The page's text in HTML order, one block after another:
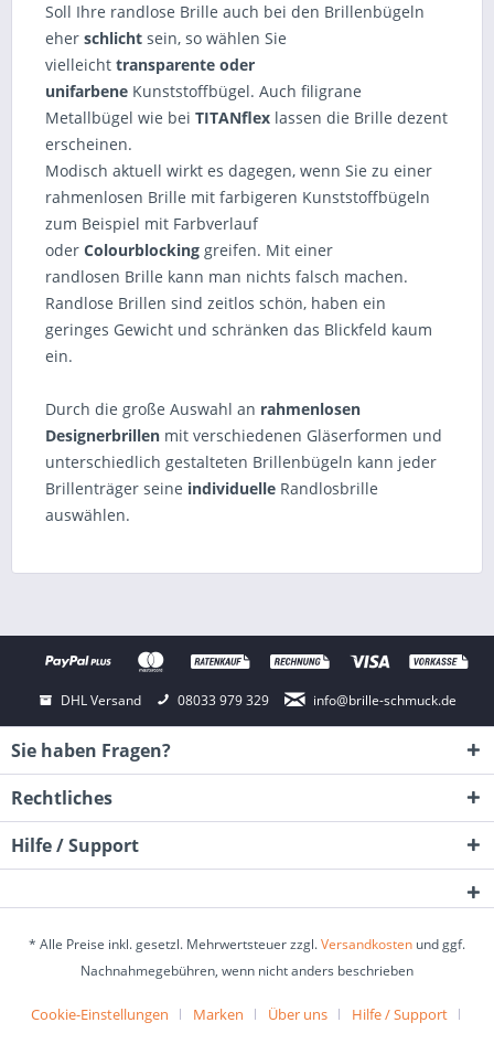
Soll Ihre randlose Brille auch bei den Brillenbügeln
eher schlicht sein, so wählen Sie
vielleicht transparente oder
unifarbene Kunststoffbügel. Auch filigrane
Metallbügel wie bei TITANflex lassen die Brille dezent
erscheinen.
Modisch aktuell wirkt es dagegen, wenn Sie zu einer
rahmenlosen Brille mit farbigeren Kunststoffbügeln
zum Beispiel mit Farbverlauf
oder Colourblocking greifen. Mit einer
randlosen Brille kann man nichts falsch machen.
Randlose Brillen sind zeitlos schön, haben ein
geringes Gewicht und schränken das Blickfeld kaum
ein.
Durch die große Auswahl an rahmenlosen
Designerbrillen mit verschiedenen Gläserformen und
unterschiedlich gestalteten Brillenbügeln kann jeder
Brillenträger seine individuelle Randlosbrille
auswählen.
DHL Versand 08033 979 329 info@brille-schmuck.de
Sie haben Fragen?
Rechtliches
Hilfe / Support
* Alle Preise inkl. gesetzl. Mehrwertsteuer zzgl.Versandkosten und ggf.
Nachnahmegebühren, wenn nicht anders beschrieben
Cookie-Einstellungen Marken Über uns
Hilfe / Support